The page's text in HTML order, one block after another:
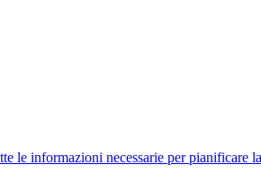
le informazioni necessarie per